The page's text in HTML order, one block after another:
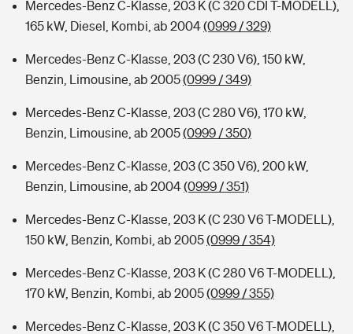
Mercedes-Benz C-Klasse, 203 K (C 320 CDI T-MODELL),
165 kW, Diesel, Kombi, ab 2004(0999 / 329)
Mercedes-Benz C-Klasse, 203 (C 230 V6), 150 kW,
Benzin, Limousine, ab 2005(0999 / 349)
Mercedes-Benz C-Klasse, 203 (C 280 V6), 170 kW,
Benzin, Limousine, ab 2005(0999 / 350)
Mercedes-Benz C-Klasse, 203 (C 350 V6), 200 kW,
Benzin, Limousine, ab 2004(0999 / 351)
Mercedes-Benz C-Klasse, 203 K (C 230 V6 T-MODELL),
150 kW, Benzin, Kombi, ab 2005(0999 / 354)
Mercedes-Benz C-Klasse, 203 K (C 280 V6 T-MODELL),
170 kW, Benzin, Kombi, ab 2005(0999 / 355)
Mercedes-Benz C-Klasse, 203 K (C 350 V6 T-MODELL),